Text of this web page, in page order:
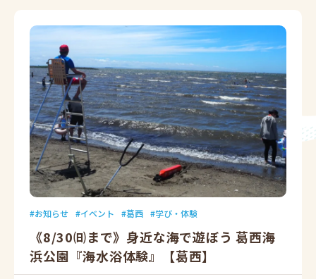
お知らせ イベント 葛西 学び・体験
《8/30㈰まで》身近な海で遊ぼう 葛西海
浜公園『海水浴体験』【葛西】